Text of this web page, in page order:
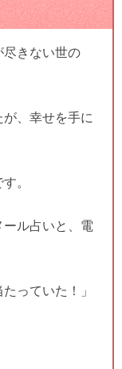
尽きない世の
、幸せを手に
。
ル占いと、電
っていた！」